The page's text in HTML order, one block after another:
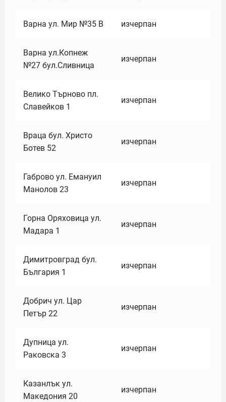
Варна ул. Мир №35 В изчерпан
Варна ул.Копнеж
№27 бул.Сливница
изчерпан
Велико Търново пл.
Славейков 1
изчерпан
Враца бул. Христо
Ботев 52
изчерпан
Габрово ул. Емануил
Манолов 23
изчерпан
Горна Оряховица ул.
Мадара 1
изчерпан
Димитровград бул.
България 1
изчерпан
Добрич ул. Цар
Петър 22
изчерпан
Дупница ул.
Раковска 3
изчерпан
Казанлък ул.
Македония 20
изчерпан